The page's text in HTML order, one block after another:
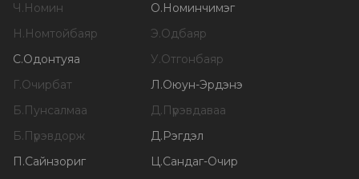
Ч.Номин О.Номинчимэг
Н.Номтойбаяр Э.Одбаяр
С.Одонтуяа У.Отгонбаяр
Г.Очирбат Л.Оюун-Эрдэнэ
Б.Пунсалмаа Д.Пүрэвдаваа
Б.Пүрэвдорж Д.Рэгдэл
П.Сайнзориг Ц.Сандаг-Очир